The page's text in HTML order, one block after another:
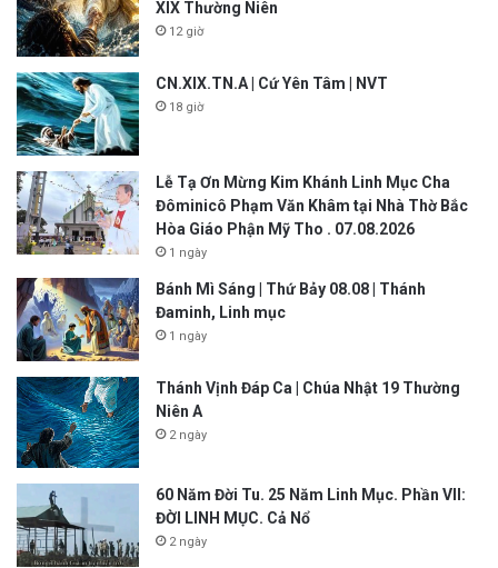
XIX Thường Niên
12 giờ
CN.XIX.TN.A | Cứ Yên Tâm | NVT
18 giờ
Lễ Tạ Ơn Mừng Kim Khánh Linh Mục Cha
Đôminicô Phạm Văn Khâm tại Nhà Thờ Bắc
Hòa Giáo Phận Mỹ Tho . 07.08.2026
1 ngày
Bánh Mì Sáng | Thứ Bảy 08.08 | Thánh
Đaminh, Linh mục
1 ngày
Thánh Vịnh Đáp Ca | Chúa Nhật 19 Thường
Niên A
2 ngày
60 Năm Đời Tu. 25 Năm Linh Mục. Phần VII:
ĐỜI LINH MỤC. Cả Nổ
2 ngày